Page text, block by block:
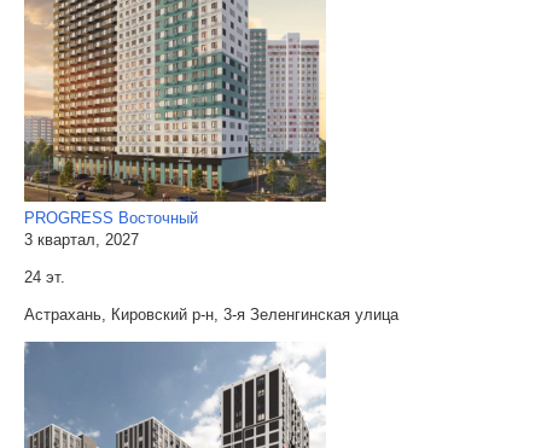
PROGRESS Восточный
3 квартал, 2027
24 эт.
Астрахань, Кировский р-н, 3-я Зеленгинская улица